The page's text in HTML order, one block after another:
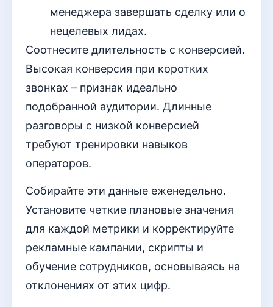
менеджера завершать сделку или о
нецелевых лидах.
Соотнесите длительность с конверсией.
Высокая конверсия при коротких
звонках – признак идеально
подобранной аудитории. Длинные
разговоры с низкой конверсией
требуют тренировки навыков
операторов.
Собирайте эти данные еженедельно.
Установите четкие плановые значения
для каждой метрики и корректируйте
рекламные кампании, скрипты и
обучение сотрудников, основываясь на
отклонениях от этих цифр.